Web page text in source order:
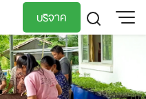
บริจาค
TH
EN